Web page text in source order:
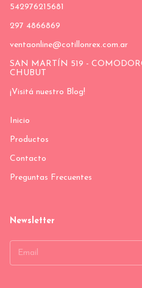
542976215681
297 4866869
ventaonline@cotillonrex.com.ar
SAN MARTÍN 519 -
CHUBUT
¡Visitá nuestro Blog!
Inicio
Productos
Contacto
Preguntas Frecuentes
Newsletter